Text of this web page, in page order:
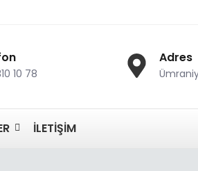
10 78
Adres
İLETIŞIM